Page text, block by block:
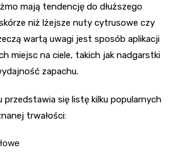
mają tendencję do dłuższego
niż lżejsze nuty cytrusowe czy
wartą uwagi jest sposób aplikacji
miejsc na ciele, takich jak nadgarstki
zapachu.
przedstawia się listę kilku popularnych
trwałości: